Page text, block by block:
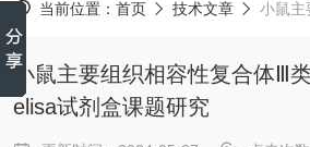
当前位置： 首页 技术文章 小鼠主要组织相
小鼠主要组织相容性复合体Ⅲ
elisa试剂盒课题研究